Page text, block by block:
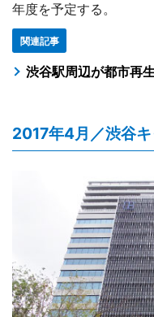
年度を予定する。
関連記事
渋谷駅周辺が都市再
2017年4月／渋谷